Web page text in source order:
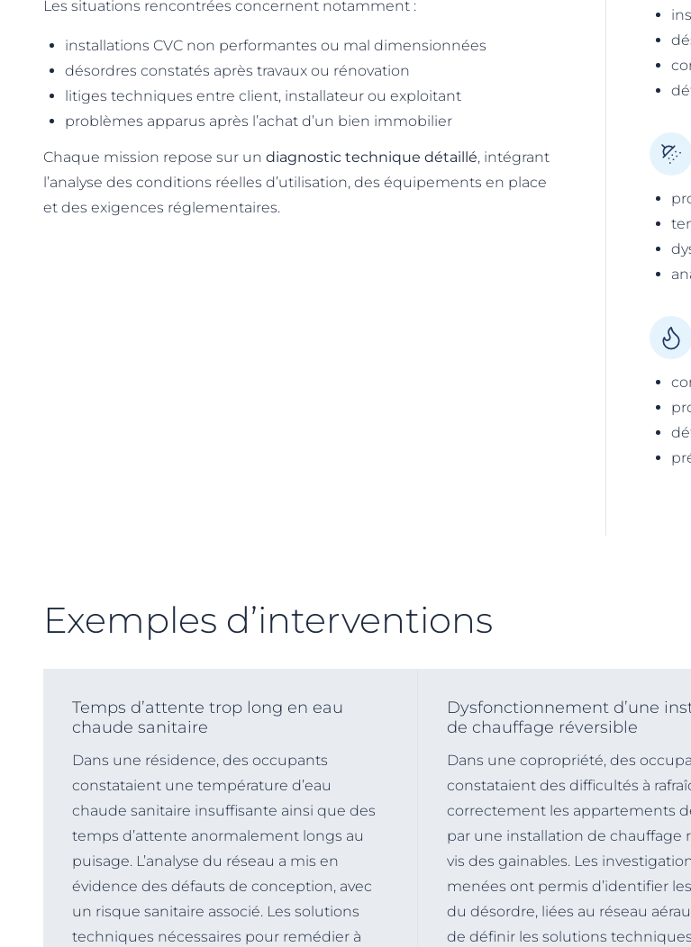
Les situations rencontrées concernent notamment :
installations CVC non performantes ou mal dimensionnées
désordres constatés après travaux ou rénovation
litiges techniques entre client, installateur ou exploitant
problèmes apparus après l’achat d’un bien immobilier
Chaque mission repose sur un diagnostic technique détaillé, intégrant
l’analyse des conditions réelles d’utilisation, des équipements en place
et des exigences réglementaires.
Exemples d’interventions
Temps d’attente trop long en eau
chaude sanitaire
Dans une résidence, des occupants
constataient une température d’eau
chaude sanitaire insuffisante ainsi que des
temps d’attente anormalement longs au
puisage. L’analyse du réseau a mis en
évidence des défauts de conception, avec
un risque sanitaire associé. Les solutions
techniques nécessaires pour remédier à
Dysfonctionnement d’une
de chauffage réversible
Dans une copropriété, des
constataient des difficultés à
correctement les appartements
par une installation de chauffage
vis des gainables. Les
menées ont permis d’identifier
du désordre, liées au réseau
de définir les solutions